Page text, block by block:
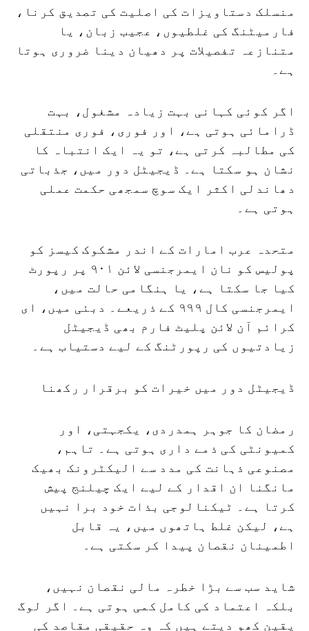
منسلک دستاویزات کی اصلیت کی تصدیق کرنا،
فارمیٹنگ کی غلطیوں، عجیب زبان، یا
متنازعہ تفصیلات پر دھیان دینا ضروری ہوتا
ہے۔
اگر کوئی کہانی بہت زیادہ مشغول، بہت
ڈرامائی ہوتی ہے، اور فوری، فوری منتقلی
کی مطالبہ کرتی ہے، تو یہ ایک انتباہ کا
نشان ہو سکتا ہے۔ ڈیجیٹل دور میں، جذباتی
دھاندلی اکثر ایک سوچ سمجھی حکمت عملی
ہوتی ہے۔
متحدہ عرب امارات کے اندر مشکوک کیسز کو
پولیس کو نان ایمرجنسی لائن ۹۰۱ پر رپورٹ
کیا جا سکتا ہے، یا ہنگامی حالت میں،
ایمرجنسی کال ۹۹۹ کے ذریعے۔ دبئی میں، ای
کرائم آن لائن پلیٹ فارم بھی ڈیجیٹل
زیادتیوں کی رپورٹنگ کے لیے دستیاب ہے۔
ڈیجیٹل دور میں خیرات کو برقرار رکھنا
رمضان کا جوہر ہمدردی، یکجہتی، اور
کمیونٹی کی ذمے داری ہوتی ہے۔ تاہم،
مصنوعی ذہانت کی مدد سے الیکٹرونک بھیک
مانگنا ان اقدار کے لیے ایک چیلنج پیش
کرتا ہے۔ ٹیکنالوجی بذات خود برا نہیں
ہے، لیکن غلط ہاتھوں میں، یہ قابل
اطمینان نقصان پیدا کر سکتی ہے۔
شاید سب سے بڑا خطرہ مالی نقصان نہیں،
بلکہ اعتماد کی کامل کمی ہوتی ہے۔ اگر لوگ
یقین کھو دیتے ہیں کہ وہ حقیقی مقاصد کی